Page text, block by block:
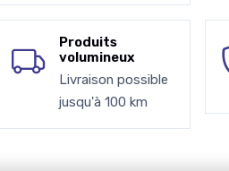
Produits
volumineux
Livraison possible
jusqu'à 100 km